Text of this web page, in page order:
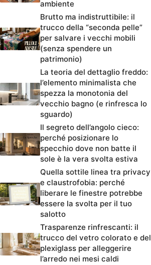
ambiente
Brutto ma indistruttibile: il
trucco della “seconda pelle”
per salvare i vecchi mobili
(senza spendere un
patrimonio)
La teoria del dettaglio freddo:
l’elemento minimalista che
spezza la monotonia del
vecchio bagno (e rinfresca lo
sguardo)
Il segreto dell’angolo cieco:
perché posizionare lo
specchio dove non batte il
sole è la vera svolta estiva
Quella sottile linea tra privacy
e claustrofobia: perché
liberare le finestre potrebbe
essere la svolta per il tuo
salotto
Trasparenze rinfrescanti: il
trucco del vetro colorato e del
plexiglass per alleggerire
l’arredo nei mesi caldi